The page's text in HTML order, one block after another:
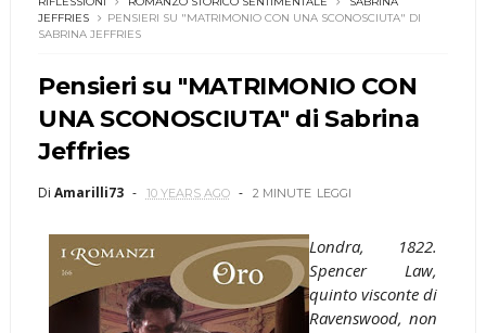
JEFFRIES
PENSIERI SU "MATRIMONIO CON UNA SCONOSCIUTA" DI
SABRINA JEFFRIES
Pensieri su "MATRIMONIO CON
UNA SCONOSCIUTA" di Sabrina
Jeffries
Di Amarilli73 10 YEARS AGO 2 MINUTE LEGGI
Londra, 1822.
Spencer Law,
quinto visconte di
Ravenswood, non